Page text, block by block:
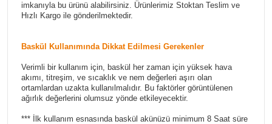
imkanıyla bu ürünü alabilirsiniz. Ürünlerimiz Stoktan Teslim ve
Hızlı Kargo ile gönderilmektedir.
Baskül Kullanımında Dikkat Edilmesi Gerekenler
Verimli bir kullanım için, baskül her zaman için yüksek hava
akımı, titreşim, ve sıcaklık ve nem değerleri aşırı olan
ortamlardan uzakta kullanılmalıdır. Bu faktörler görüntülenen
ağırlık değerlerini olumsuz yönde etkileyecektir.
*** İlk kullanım esnasında baskül akünüzü minimum 8 Saat süre